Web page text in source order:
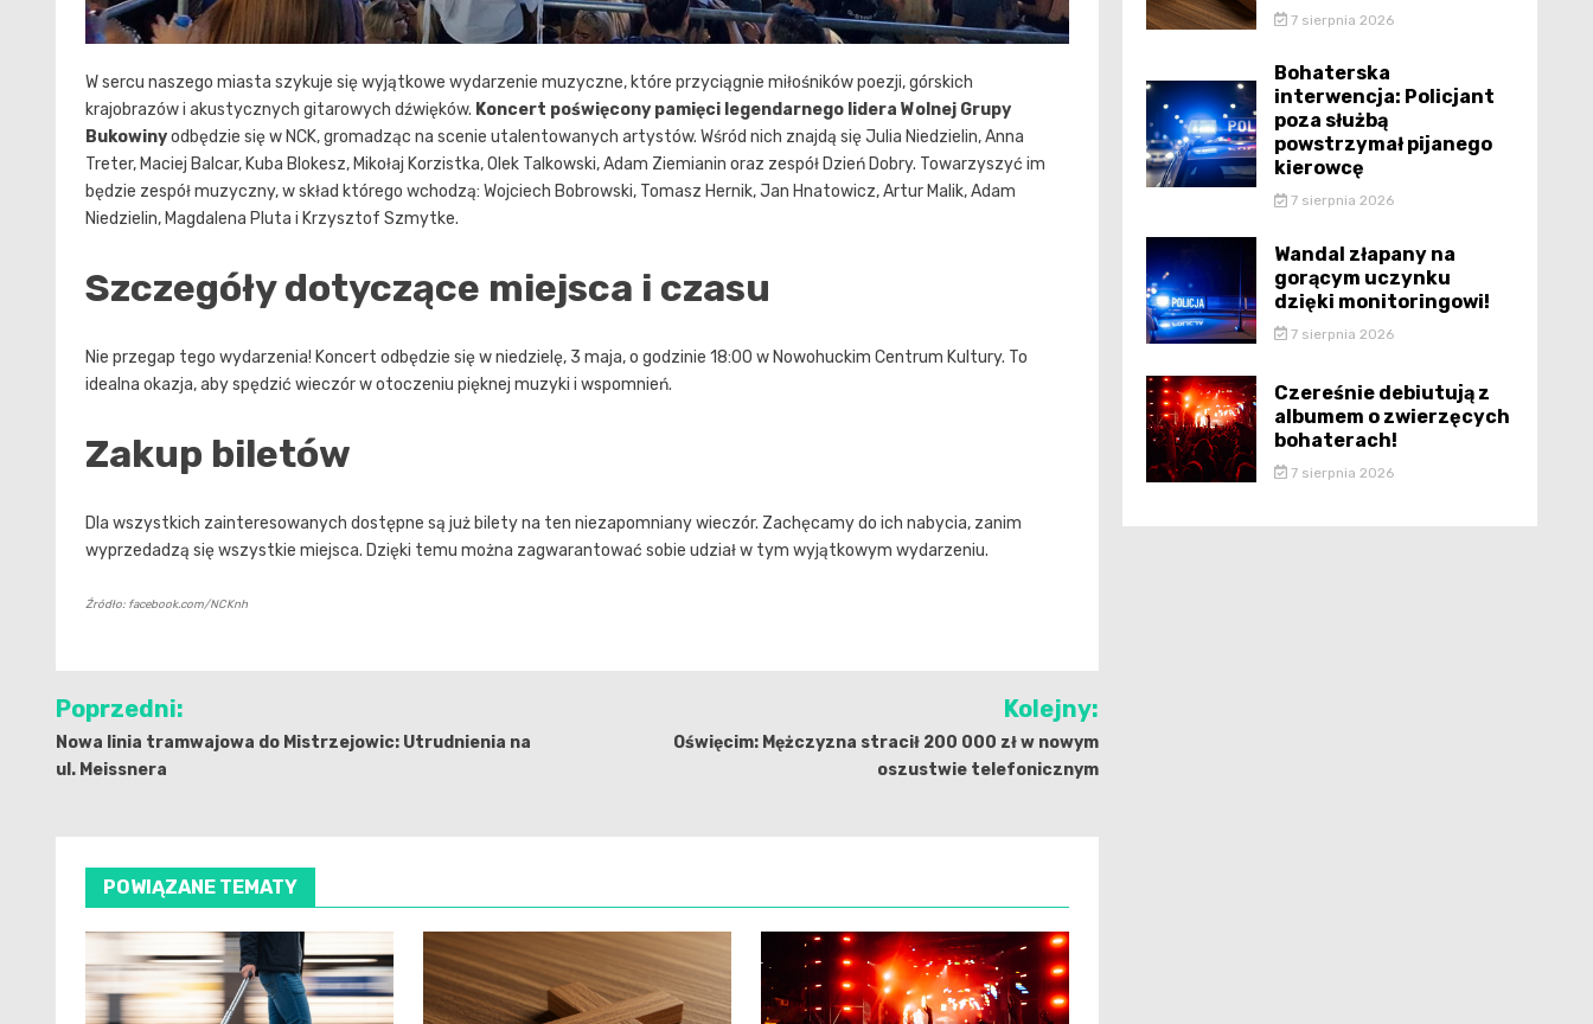
W sercu naszego miasta szykuje się wyjątkowe wydarzenie muzyczne, które przyciągnie miłośników poezji, górskich
krajobrazów i akustycznych gitarowych dźwięków. Koncert poświęcony pamięci legendarnego lidera Wolnej Grupy
Bukowinyodbędzie się w NCK, gromadząc na scenie utalentowanych artystów. Wśród nich znajdą się Julia Niedzielin, Anna
Treter, Maciej Balcar, Kuba Blokesz, Mikołaj Korzistka, Olek Talkowski, Adam Ziemianin oraz zespół Dzień Dobry. Towarzyszyć im
będzie zespół muzyczny, w skład którego wchodzą: Wojciech Bobrowski, Tomasz Hernik, Jan Hnatowicz, Artur Malik, Adam
Niedzielin, Magdalena Pluta i Krzysztof Szmytke.
Szczegóły dotyczące miejsca i czasu
Nie przegap tego wydarzenia! Koncert odbędzie się w niedzielę, 3 maja, o godzinie 18:00 w Nowohuckim Centrum Kultury. To
idealna okazja, aby spędzić wieczór w otoczeniu pięknej muzyki i wspomnień.
Zakup biletów
Dla wszystkich zainteresowanych dostępne są już bilety na ten niezapomniany wieczór. Zachęcamy do ich nabycia, zanim
wyprzedadzą się wszystkie miejsca. Dzięki temu można zagwarantować sobie udział w tym wyjątkowym wydarzeniu.
Źródło: facebook.com/NCKnh
Nawigacja
wpisu
Poprzedni:
Nowa linia tramwajowa do Mistrzejowic: Utrudnienia na
ul. Meissnera
Kolejny:
Oświęcim: Mężczyzna stracił 200 000 zł w nowym
oszustwie telefonicznym
POWIĄZANE TEMATY
7 sierpnia 2026
Bohaterska
interwencja: Policjant
poza służbą
powstrzymał pijanego
kierowcę
7 sierpnia 2026
Wandal złapany na
gorącym uczynku
dzięki monitoringowi!
7 sierpnia 2026
Czereśnie debiutują z
albumem o zwierzęcych
bohaterach!
7 sierpnia 2026